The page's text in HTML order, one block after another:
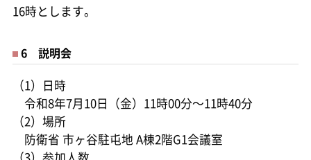
16時とします。
6 説明会
（1）日時
令和8年7月10日（金）11時00分～11時40分
（2）場所
防衛省 市ヶ谷駐屯地 A棟2階G1会議室